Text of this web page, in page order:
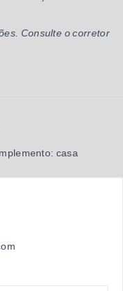
Consulte o corretor
casa